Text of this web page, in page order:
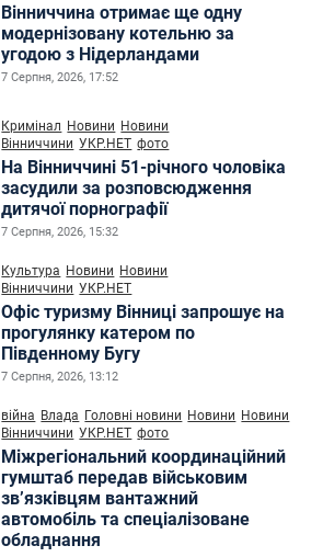
Вінниччина отримає ще одну
модернізовану котельню за
угодою з Нідерландами
7 Серпня, 2026, 17:52
Кримінал Новини Новини
Вінниччини УКР.НЕТ фото
На Вінниччині 51-річного чоловіка
засудили за розповсюдження
дитячої порнографії
7 Серпня, 2026, 15:32
Культура Новини Новини
Вінниччини УКР.НЕТ
Офіс туризму Вінниці запрошує на
прогулянку катером по
Південному Бугу
7 Серпня, 2026, 13:12
війна Влада Головні новини Новини Новини
Вінниччини УКР.НЕТ фото
Міжрегіональний координаційний
гумштаб передав військовим
зв’язківцям вантажний
автомобіль та спеціалізоване
обладнання